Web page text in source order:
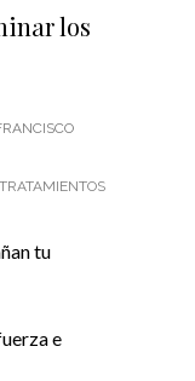
los
TRATAMIENTOS
tu
e